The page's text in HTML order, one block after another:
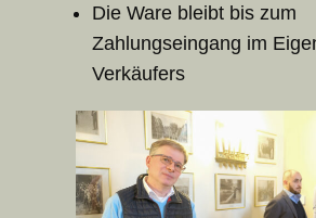
Die Ware bleibt bis zum
Zahlungseingang im
Verkäufers